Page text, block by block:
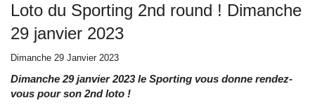
Loto du Sporting 2nd round ! Dimanche
29 janvier 2023
Dimanche 29 Janvier 2023
Dimanche 29 janvier 2023 le Sporting vous donne rendez-
vous pour son 2nd loto !